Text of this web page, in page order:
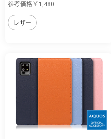
参考価格￥1,480
レザー